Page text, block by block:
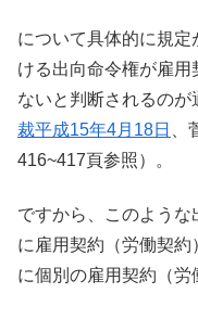
について具体的に規
ける出向命令権が雇
ないと判断されるの
裁平成15年4月18日
416~417頁参照）。
ですから、このよう
に雇用契約（労働契
に個別の雇用契約（労